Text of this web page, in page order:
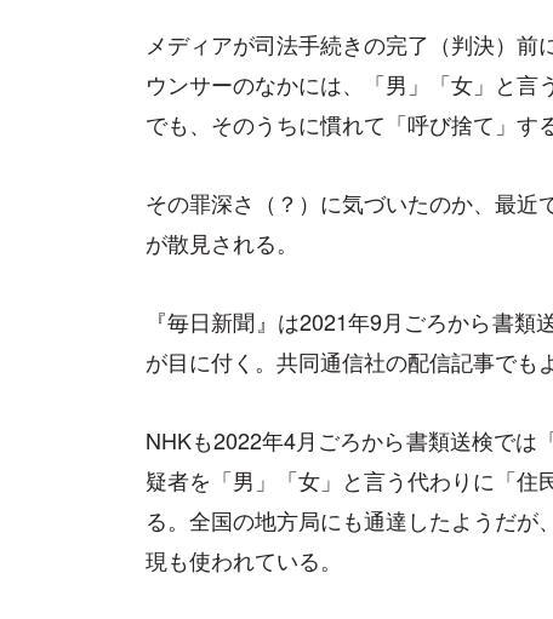
メディアが司法手続きの完了（判決）
ウンサーのなかには、「男」「女」と言
でも、そのうちに慣れて「呼び捨て」す
その罪深さ（？）に気づいたのか、最
が散見される。
『毎日新聞』は2021年9月ごろから書
が目に付く。共同通信社の配信記事でも
NHKも2022年4月ごろから書類送検では
疑者を「男」「女」と言う代わりに「
る。全国の地方局にも通達したようだ
現も使われている。